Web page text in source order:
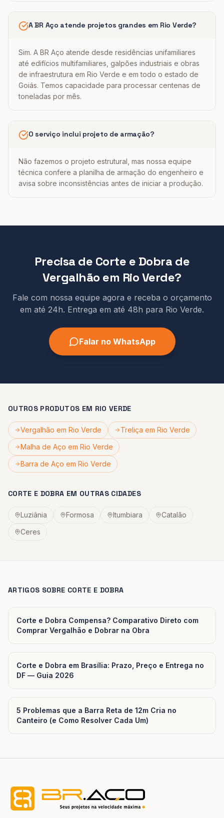
A BR Aço atende projetos grandes em Rio Verde?
Sim. A BR Aço atende desde residências unifamiliares
até edifícios multifamiliares, galpões industriais e obras
de infraestrutura em Rio Verde e em todo o estado de
Goiás. Temos capacidade para processar centenas de
toneladas por mês.
O serviço inclui projeto de armação?
Não fazemos o projeto estrutural, mas nossa equipe
técnica confere a planilha de armação do engenheiro e
avisa sobre inconsistências antes de iniciar a produção.
Precisa de Corte e Dobra de
Vergalhão em Rio Verde?
Fale com nossa equipe agora e receba o orçamento
em até 24h. Entrega em até 48h para Rio Verde.
Falar no WhatsApp
OUTROS PRODUTOS EM RIO VERDE
Vergalhão em Rio Verde Treliça em Rio Verde
Malha de Aço em Rio Verde
Barra de Aço em Rio Verde
CORTE E DOBRA EM OUTRAS CIDADES
Luziânia Formosa Itumbiara
Catalão
Ceres
ARTIGOS SOBRE CORTE E DOBRA
Corte e Dobra Compensa? Comparativo Direto com
Comprar Vergalhão e Dobrar na Obra
Corte e Dobra em Brasília: Prazo, Preço e Entrega no
DF — Guia 2026
5 Problemas que a Barra Reta de 12m Cria no
Canteiro (e Como Resolver Cada Um)